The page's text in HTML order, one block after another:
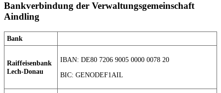
Bankverbindung der Verwaltungsgemeinschaft
Aindling
Bank
Raiffeisenbank
Lech-Donau
IBAN: DE80 7206 9005 0000 0078 20
BIC: GENODEF1AIL